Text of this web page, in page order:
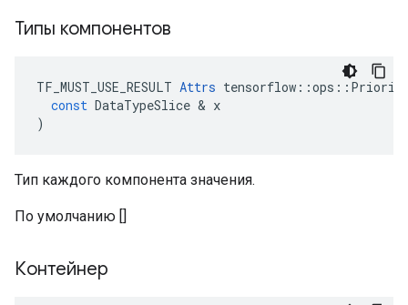
Типы компонентов
TF_MUST_USE_RESULT Attrs tensorflow ::ops ::
const DataTypeSlice & x
)
Тип каждого компонента значения.
По умолчанию []
Контейнер